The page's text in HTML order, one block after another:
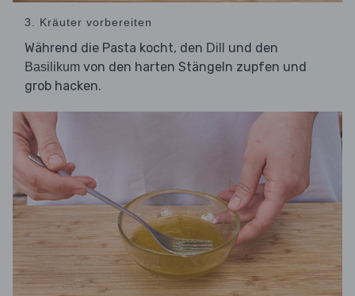
3. Kräuter vorbereiten
Während die Pasta kocht, den Dill und den
Basilikum von den harten Stängeln zupfen und
grob hacken.